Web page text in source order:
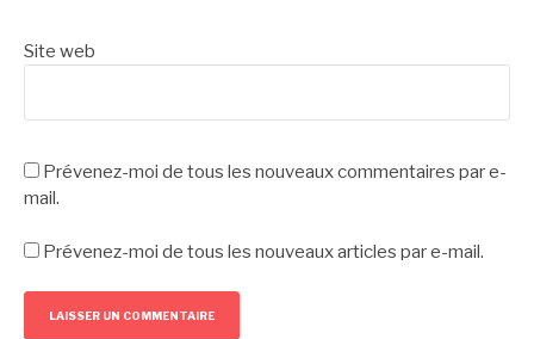
Site web
Prévenez-moi de tous les nouveaux commentaires par e-
mail.
Prévenez-moi de tous les nouveaux articles par e-mail.